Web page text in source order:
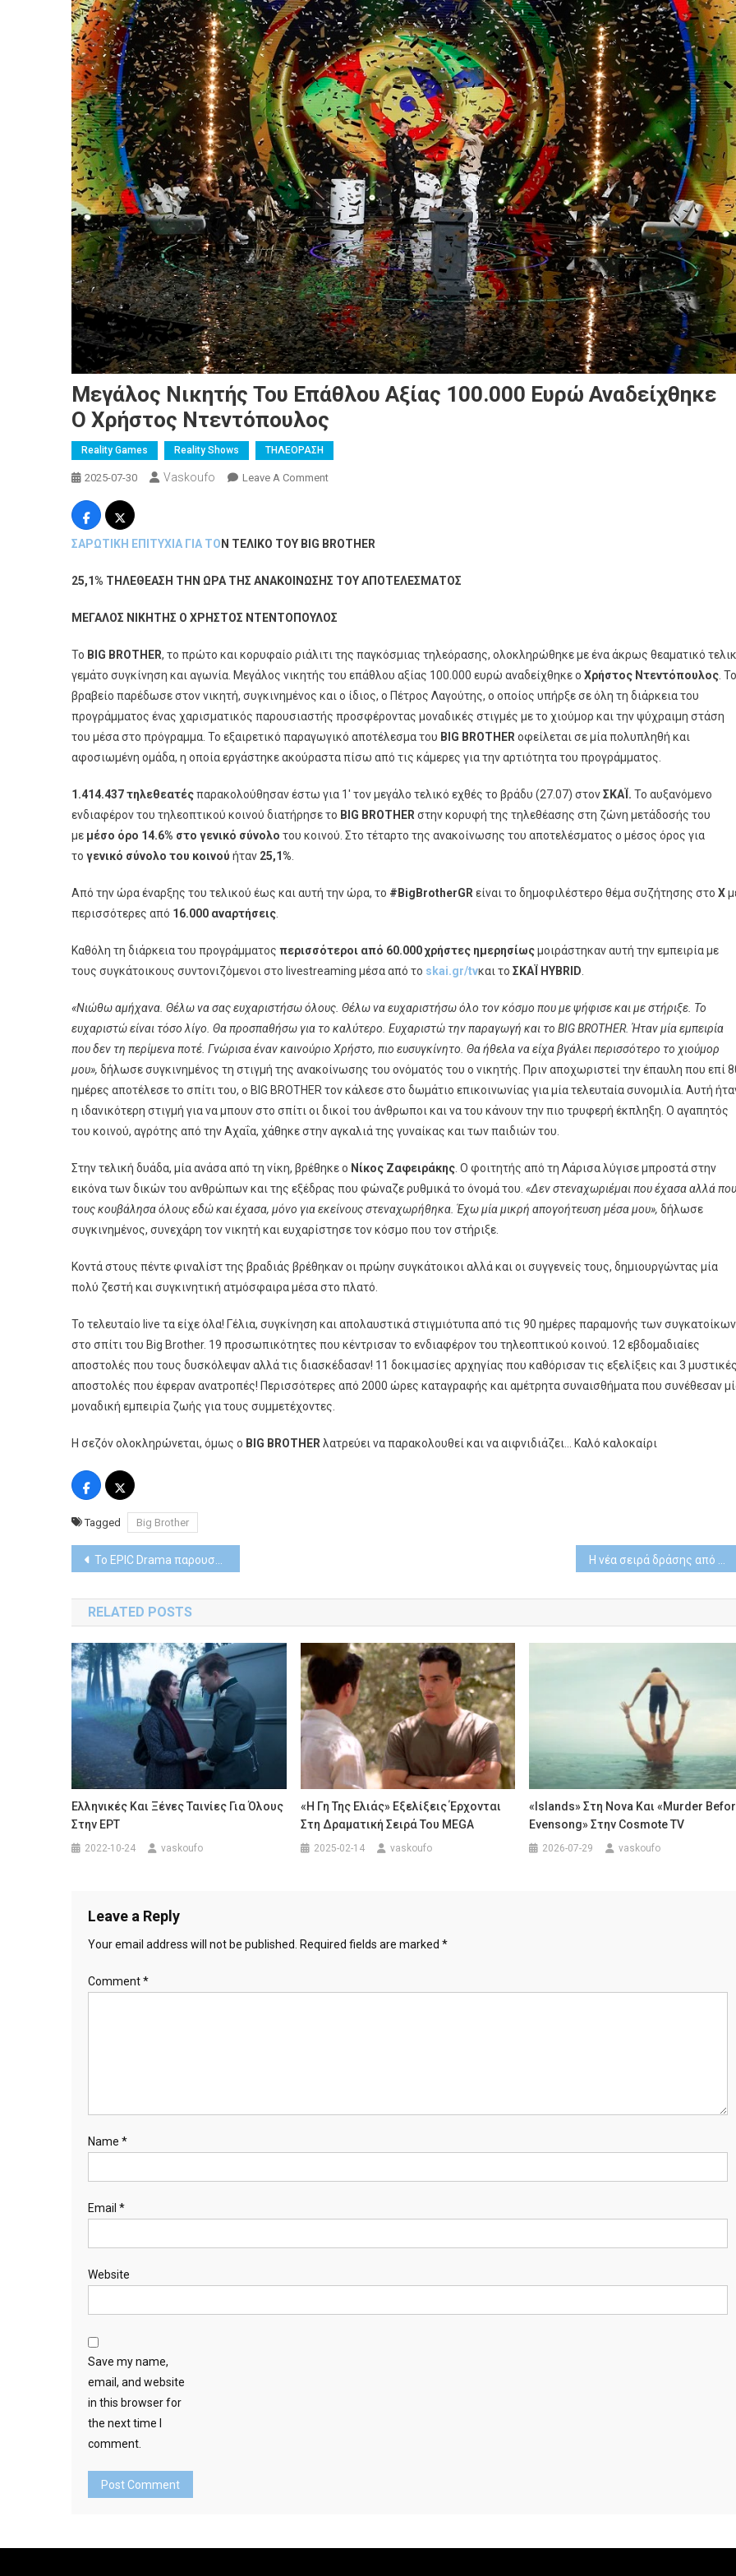
Μεγάλος Νικητής Του Επάθλου Αξίας 100.000 Ευρώ Αναδείχθηκε
Ο Χρήστος Ντεντόπουλος
Reality Games Reality Shows ΤΗΛΕΟΡΑΣΗ
2025-07-30 Vaskoufo Leave A CommentOn
ΣΑΡΩΤΙΚΗ ΕΠΙΤΥΧΙΑ ΓΙΑ ΤΟ N ΤΕΛΙΚΟ ΤΟΥ BIG BROTHER
25,1% ΤΗΛΕΘΕΑΣΗ ΤΗΝ ΩΡΑ ΤΗΣ ΑΝΑΚΟΙΝΩΣΗΣ ΤΟΥ ΑΠΟΤΕΛΕΣΜΑΤΟΣ
ΜΕΓΑΛΟΣ ΝΙΚΗΤΗΣ Ο ΧΡΗΣΤΟΣ ΝΤΕΝΤΟΠΟΥΛΟΣ
Το BIG BROTHER, το πρώτο και κορυφαίο ριάλιτι της παγκόσμιας τηλεόρασης, ολοκληρώθηκε με ένα άκρως θεαματικό
γεμάτο συγκίνηση και αγωνία. Μεγάλος νικητής του επάθλου αξίας 100.000 ευρώ αναδείχθηκε ο Χρήστος Ντεντόπουλος. Το
βραβείο παρέδωσε στον νικητή, συγκινημένος και ο ίδιος, ο Πέτρος Λαγούτης, ο οποίος υπήρξε σε όλη τη διάρκεια του
προγράμματος ένας χαρισματικός παρουσιαστής προσφέροντας μοναδικές στιγμές με το χιούμορ και την ψύχραιμη στάση
του μέσα στο πρόγραμμα. Το εξαιρετικό παραγωγικό αποτέλεσμα του BIG BROTHERοφείλεται σε μία πολυπληθή και
αφοσιωμένη ομάδα, η οποία εργάστηκε ακούραστα πίσω από τις κάμερες για την αρτιότητα του προγράμματος.
1.414.437 τηλεθεατέςπαρακολούθησαν έστω για 1′ τον μεγάλο τελικό εχθές το βράδυ (27.07) στονΣΚΑΪ. Το αυξανόμενο
ενδιαφέρον του τηλεοπτικού κοινού διατήρησε το BIG BROTHERστην κορυφή της τηλεθέασης στη ζώνη μετάδοσής του
με μέσο όρο 14.6% στο γενικό σύνολο του κοινού. Στο τέταρτο της ανακοίνωσης του αποτελέσματος ο μέσος όρος για
το γενικό σύνολο του κοινού ήταν 25,1%.
Από την ώρα έναρξης του τελικού έως και αυτή την ώρα, το # BigBrotherGRείναι το δημοφιλέστερο θέμα συζήτησης στο X
περισσότερες από 16.000 αναρτήσεις.
Καθόλη τη διάρκεια του προγράμματος περισσότεροι από 60.000 χρήστες ημερησίωςμοιράστηκαν αυτή την εμπειρία με
τους συγκάτοικους συντονιζόμενοι στο livestreaming μέσα από το skai.gr/tvκαι το ΣΚΑΪ HYBRID.
«Νιώθω αμήχανα. Θέλω να σας ευχαριστήσω όλους. Θέλω να ευχαριστήσω όλο τον κόσμο που με ψήφισε και με στήριξε. Το
ευχαριστώ είναι τόσο λίγο. Θα προσπαθήσω για το καλύτερο. Ευχαριστώ την παραγωγή και το BIG BROTHER. Ήταν μία εμπειρία
που δεν τη περίμενα ποτέ. Γνώρισα έναν καινούριο Χρήστο, πιο ευσυγκίνητο. Θα ήθελα να είχα βγάλει περισσότερο το χιούμορ
μου», δήλωσε συγκινημένος τη στιγμή της ανακοίνωσης του ονόματός του ο νικητής. Πριν αποχωριστεί την έπαυλη που επί
ημέρες αποτέλεσε το σπίτι του, ο BIG BROTHER τον κάλεσε στο δωμάτιο επικοινωνίας για μία τελευταία συνομιλία. Αυτή
η ιδανικότερη στιγμή για να μπουν στο σπίτι οι δικοί του άνθρωποι και να του κάνουν την πιο τρυφερή έκπληξη. Ο αγαπητός
του κοινού, αγρότης από την Αχαΐα, χάθηκε στην αγκαλιά της γυναίκας και των παιδιών του.
Στην τελική δυάδα, μία ανάσα από τη νίκη, βρέθηκε ο Νίκος Ζαφειράκης. Ο φοιτητής από τη Λάρισα λύγισε μπροστά στην
εικόνα των δικών του ανθρώπων και της εξέδρας που φώναζε ρυθμικά το όνομά του. «Δεν στεναχωριέμαι που έχασα αλλά που
τους κουβάλησα όλους εδώ και έχασα, μόνο για εκείνους στεναχωρήθηκα. Έχω μία μικρή απογοήτευση μέσα μου», δήλωσε
συγκινημένος, συνεχάρη τον νικητή και ευχαρίστησε τον κόσμο που τον στήριξε.
Κοντά στους πέντε φιναλίστ της βραδιάς βρέθηκαν οι πρώην συγκάτοικοι αλλά και οι συγγενείς τους, δημιουργώντας μία
πολύ ζεστή και συγκινητική ατμόσφαιρα μέσα στο πλατό.
Το τελευταίο live τα είχε όλα! Γέλια, συγκίνηση και απολαυστικά στιγμιότυπα από τις 90 ημέρες παραμονής των συγκατοίκων
στο σπίτι του Big Brother. 19 προσωπικότητες που κέντρισαν το ενδιαφέρον του τηλεοπτικού κοινού. 12 εβδομαδιαίες
αποστολές που τους δυσκόλεψαν αλλά τις διασκέδασαν! 11 δοκιμασίες αρχηγίας που καθόρισαν τις εξελίξεις και 3
αποστολές που έφεραν ανατροπές! Περισσότερες από 2000 ώρες καταγραφής και αμέτρητα συναισθήματα που συνέθεσαν
μοναδική εμπειρία ζωής για τους συμμετέχοντες.
Η σεζόν ολοκληρώνεται, όμως ο BIG BROTHERλατρεύει να παρακολουθεί και να αιφνιδιάζει… Καλό καλοκαίρι
Tagged Big Brother
Post
navigation
Το EPIC Drama παρουσιάζει την «Τζέιν Έιρ»: Ένα κλασικό έργο του 19ου αιώνα που εξακολουθεί να υπάρχει Η νέα σειρά δράσης από την Marvel Animation «Eyes of Wakanda»
RELATED POSTS
Ελληνικές Και Ξένες Ταινίες Για Όλους
Στην ΕΡΤ
2022-10-24 vaskoufo
«Η Γη Της Ελιάς» Εξελίξεις Έρχονται
Στη Δραματική Σειρά Του MEGA
2025-02-14 vaskoufo
«Islands» Στη Nova Και «Murder
Evensong» Στην Cosmote TV
2026-07-29 vaskoufo
Leave a Reply
Your email address will not be published. Required fields are marked *
Comment*
Name *
Email *
Website
Save my name,
email, and website
in this browser for
the next time I
comment.